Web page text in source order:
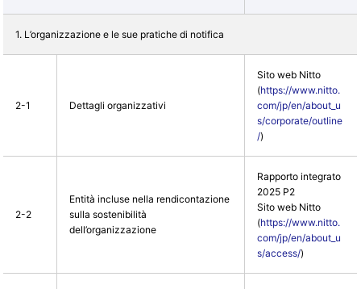
1. L’organizzazione e le sue pratiche di notifica
2-1 Dettagli organizzativi
Sito web Nitto
(https://www.nitto.
com/jp/en/about_u
s/corporate/outline
/)
2-2
Entità incluse nella rendicontazione
sulla sostenibilità
dell’organizzazione
Rapporto integrato
2025 P2
Sito web Nitto
(https://www.nitto.
com/jp/en/about_u
s/access/)